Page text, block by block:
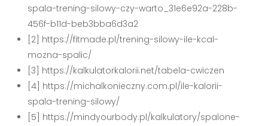
spala-trening-silowy-czy-warto_31e6e92a-228b-
456f-b11d-beb3bba6d3a2
[2] https://fitmade.pl/trening-silowy-ile-kcal-
mozna-spalic/
[3] https://kalkulatorkalorii.net/tabela-cwiczen
[4] https://michalkonieczny.com.pl/ile-kalorii-
spala-trening-silowy/
[5] https://mindyourbody.pl/kalkulatory/spalone-